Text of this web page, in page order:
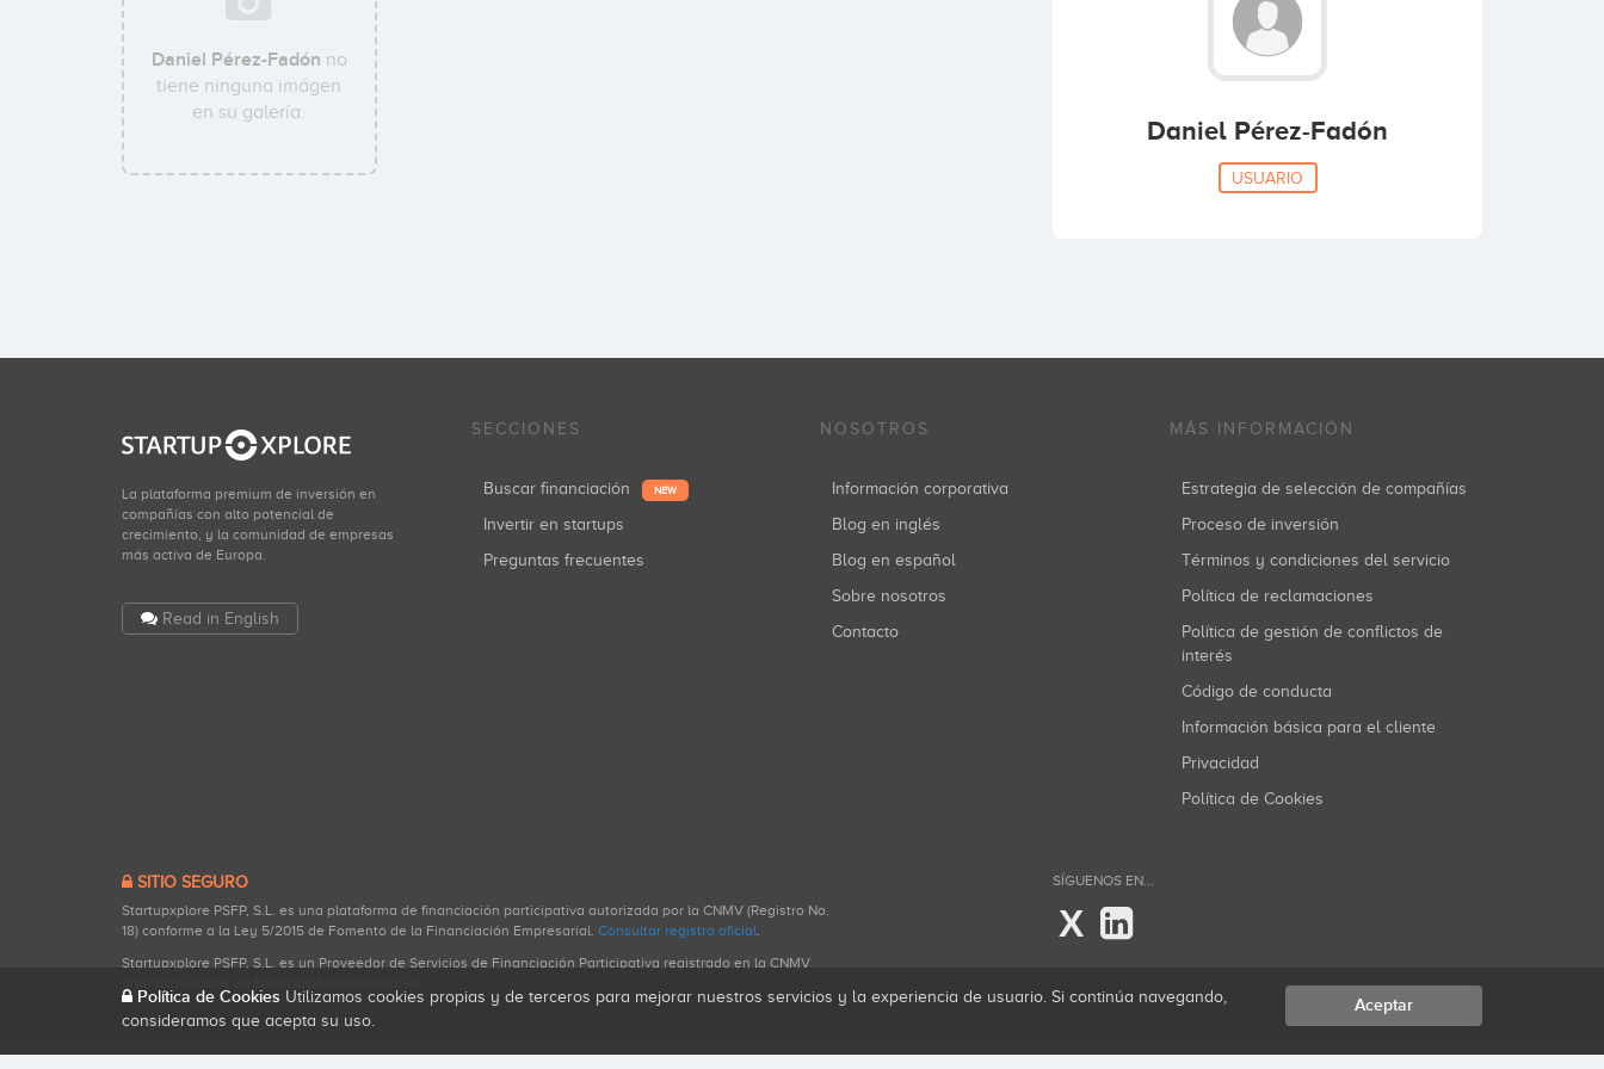
Daniel Pérez-Fadón no
tiene ninguna imágen
en su galería.
Daniel Pérez-Fadón
USUARIO
La plataforma premium de inversión en
compañías con alto potencial de
crecimiento, y la comunidad de empresas
más activa de Europa.
Read in English
SECCIONES
Buscar financiación NEW
Invertir en startups
Preguntas frecuentes
NOSOTROS
Información corporativa
Blog en inglés
Blog en español
Sobre nosotros
Contacto
MÁS INFORMACIÓN
Estrategia de selección de compañías
Proceso de inversión
Términos y condiciones del servicio
Política de reclamaciones
Política de gestión de conflictos de
interés
Código de conducta
Información básica para el cliente
Privacidad
Política de Cookies
SITIO SEGURO
Startupxplore PSFP, S.L. es una plataforma de financiación participativa autorizada por la CNMV (Registro No.
18) conforme a la Ley 5/2015 de Fomento de la Financiación Empresarial. Consultar registro oficial.
Startupxplore PSFP, S.L. es un Proveedor de Servicios de Financiación Participativa registrado en la CNMV
SÍGUENOS EN...
X
Política de Cookies Utilizamos cookies propias y de terceros para mejorar nuestros servicios y la experiencia de usuario. Si continúa navegando,
consideramos que acepta su uso.
Aceptar